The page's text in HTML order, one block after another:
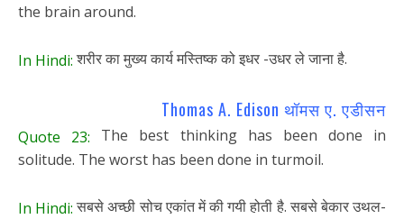
the brain around.
In Hindi:शरीर का मुख्य कार्य मस्तिष्क को इधर -उधर ले जाना है.
Thomas A. Edison थॉमस ए. एडीसन
Quote 23: The best thinking has been done in
solitude. The worst has been done in turmoil.
In Hindi:सबसे अच्छी सोच एकांत में की गयी होती है. सबसे बेकार उथल-